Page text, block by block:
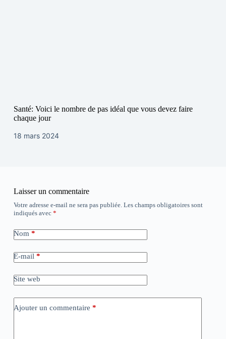
Santé: Voici le nombre de pas idéal que vous devez faire
chaque jour
18 mars 2024
Laisser un commentaire
Votre adresse e-mail ne sera pas publiée. Les champs obligatoires sont
indiqués avec *
Nom*
E-mail*
Site web
Ajouter un commentaire *